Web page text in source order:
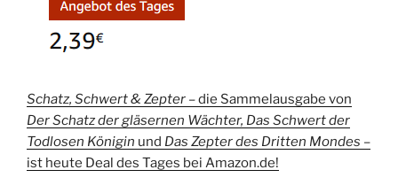
Schatz, Schwert & Zepter –die Sammelausgabe von
Der Schatz der gläsernen Wächter, Das Schwert der
Todlosen Königin und Das Zepter des Dritten Mondes –
ist heute Deal des Tages bei Amazon.de!